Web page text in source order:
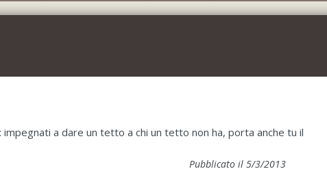
a dare un tetto a chi un tetto non ha, porta anche tu il
Pubblicato il 5/3/2013